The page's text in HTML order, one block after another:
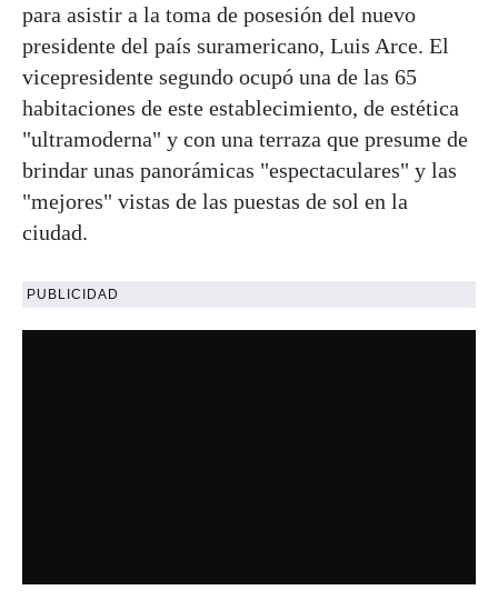
para asistir a la toma de posesión del nuevo
presidente del país suramericano, Luis Arce. El
vicepresidente segundo ocupó una de las 65
habitaciones de este establecimiento, de estética
"ultramoderna" y con una terraza que presume de
brindar unas panorámicas "espectaculares" y las
"mejores" vistas de las puestas de sol en la
ciudad.
PUBLICIDAD